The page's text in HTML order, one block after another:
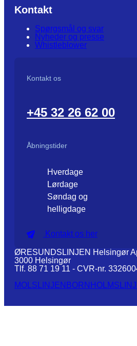
Kontakt
Spørgsmål og svar
Nyheder og presse
Whistleblower
Kontakt os
+45 32 26 62 00
Åbningstider
Hverdage
Lørdage
Søndag og
helligdage
Kontakt os her
ØRESUNDSLINJEN Helsingør
3000 Helsingør
Tlf. 88 71 19 11 - CVR-nr.
MOLSLINJEN